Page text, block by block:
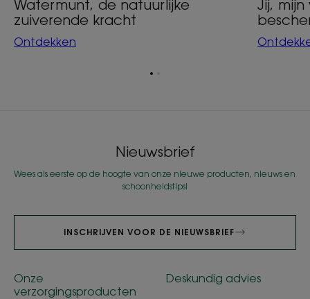
Watermunt, de natuurlijke
zuiverende kracht
Ontdekken
Jij,
Ga
Nieuwsbrief
Wees als eerste op de hoogte van onze nieuwe producten, nieuws en
schoonheidstips!
INSCHRIJVEN VOOR DE NIEUWSBRIEF
Onze
verzorgingsproducten
Deskundig advies